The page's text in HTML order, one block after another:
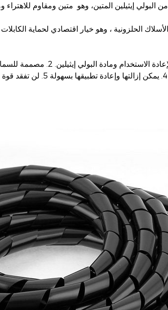
البولي إيثيلين المتين، وهو متين ومقاوم
الحلزونية ، وهو خيار اقتصادي لحماية
الاستخدام ومادة البولي إيثيلين. 2. مصممة للسماح بحدوث أسلاك مفردة/متعددة.
4. يمكن إزالتها وإعادة تطبيقها بسهولة 5. لن تفقد قوة الملف مع الثني المتكرر